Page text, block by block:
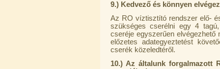
9.) Kedvező és könnyen
Az RO víztisztító rendszer elő-
szükséges cserélni egy 4
cseréje egyszerűen
előzetes adategyeztetést
cserék közeledtéről.
10.) Az általunk forgalmazott